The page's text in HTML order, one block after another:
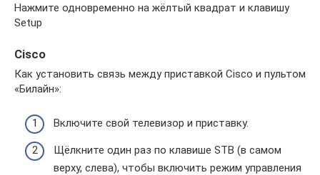
Нажмите одновременно на жёлтый квадрат и клавишу
Setup
Cisco
Как установить связь между приставкой Cisco и пультом
«Билайн»:
Включите свой телевизор и приставку.
Щёлкните один раз по клавише STB (в самом
верху, слева), чтобы включить режим управления